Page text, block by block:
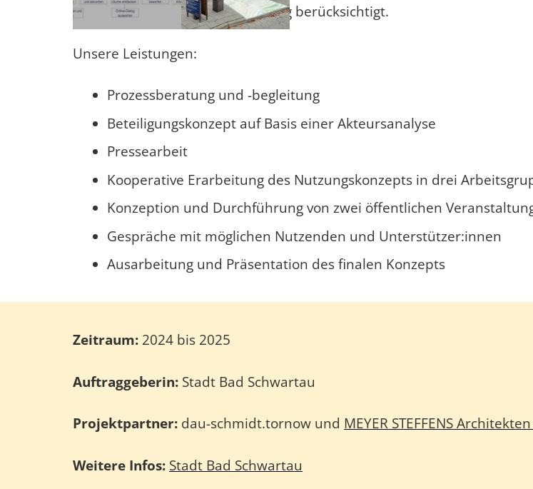
werden bei der Konzepterstellung berücksichtigt.
Unsere Leistungen:
Prozessberatung und -begleitung
Beteiligungskonzept auf Basis einer Akteursanalyse
Pressearbeit
Kooperative Erarbeitung des Nutzungskonzepts in drei
Konzeption und Durchführung von zwei öffentlichen
Gespräche mit möglichen Nutzenden und Unterstützer:innen
Ausarbeitung und Präsentation des finalen Konzepts
Zeitraum: 2024 bis 2025
Auftraggeberin: Stadt Bad Schwartau
Projektpartner: dau-schmidt.tornow und MEYER STEFFENS
Weitere Infos: Stadt Bad Schwartau